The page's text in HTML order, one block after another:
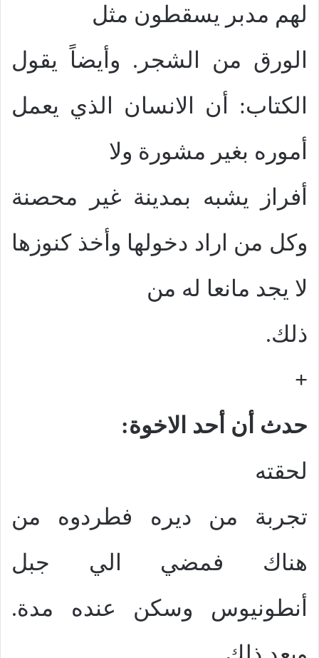
لهم مدبر يسقطون مثل
الورق من الشجر. وأيضاً يقول
الكتاب: أن الانسان الذي يعمل
أموره بغير مشورة ولا
أفراز يشبه بمدينة غير محصنة
وكل من اراد دخولها وأخذ كنوزها
لا يجد مانعا له من
ذلك.
+
حدث أن أحد الاخوة:
لحقته
تجربة من ديره فطردوه من
هناك فمضي الي جبل
أنطونيوس وسكن عنده مدة.